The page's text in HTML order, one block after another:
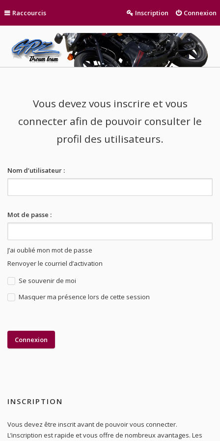
Raccourcis Connexion
Inscription
Vous devez vous inscrire et vous
connecter afin de pouvoir consulter le
profil des utilisateurs.
Nom d’utilisateur :
Mot de passe :
J’ai oublié mon mot de passe
Renvoyer le courriel d’activation
Se souvenir de moi
Masquer ma présence lors de cette session
INSCRIPTION
Vous devez être inscrit avant de pouvoir vous connecter.
L’inscription est rapide et vous offre de nombreux avantages. Les